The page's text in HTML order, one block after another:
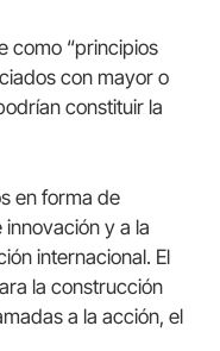
como “principios
con mayor o
constituir la
en forma de
innovación y a la
internacional. El
la construcción
a la acción, el